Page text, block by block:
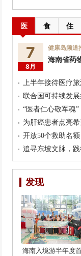
医 食 住
7
8月
健康岛频道
海南省药
上半年接待医疗
联合国可持续发
“医者仁心敬军魂
为肝癌患者点亮
开放50个救助名
追寻东坡文脉，
发现
海南入境游半年度